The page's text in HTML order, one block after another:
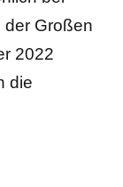
der Großen
2022
die